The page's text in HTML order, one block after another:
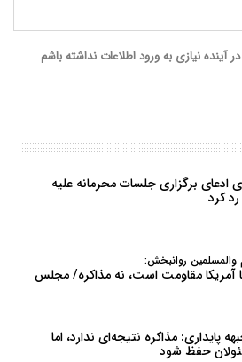
آینده نیازی به ورود اطلاعات نداشته باشم
ادعای برگزاری جلسات محرمانه علیه
کرد
روانبخش:
با آمریکا مقاومت است، نه مذاکره/ مجلس
پایداری: مذاکره نتیجه‌ای ندارد، اما
حفظ شود